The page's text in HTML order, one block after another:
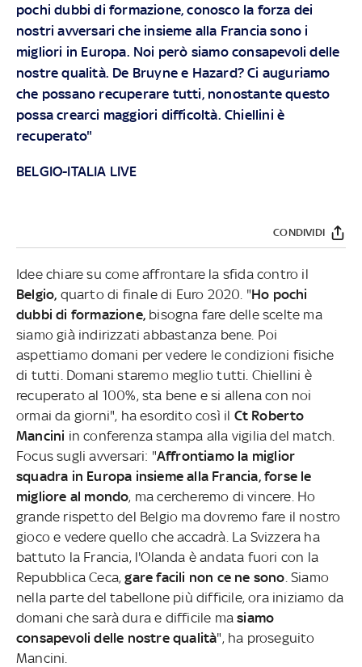
pochi dubbi di formazione, conosco la forza dei
nostri avversari che insieme alla Francia sono i
migliori in Europa. Noi però siamo consapevoli delle
nostre qualità. De Bruyne e Hazard? Ci auguriamo
che possano recuperare tutti, nonostante questo
possa crearci maggiori difficoltà. Chiellini è
recuperato"
BELGIO-ITALIA LIVE
CONDIVIDI
Idee chiare su come affrontare la sfida contro il
Belgio, quarto di finale di Euro 2020. "Ho pochi
dubbi di formazione, bisogna fare delle scelte ma
siamo già indirizzati abbastanza bene. Poi
aspettiamo domani per vedere le condizioni fisiche
di tutti. Domani staremo meglio tutti. Chiellini è
recuperato al 100%, sta bene e si allena con noi
ormai da giorni", ha esordito così il Ct Roberto
Mancini in conferenza stampa alla vigilia del match.
Focus sugli avversari: "Affrontiamo la miglior
squadra in Europa insieme alla Francia, forse le
migliore al mondo, ma cercheremo di vincere. Ho
grande rispetto del Belgio ma dovremo fare il nostro
gioco e vedere quello che accadrà. La Svizzera ha
battuto la Francia, l'Olanda è andata fuori con la
Repubblica Ceca,gare facili non ce ne sono . Siamo
nella parte del tabellone più difficile, ora iniziamo da
domani che sarà dura e difficile masiamo
consapevoli delle nostre qualità", ha proseguito
Mancini.